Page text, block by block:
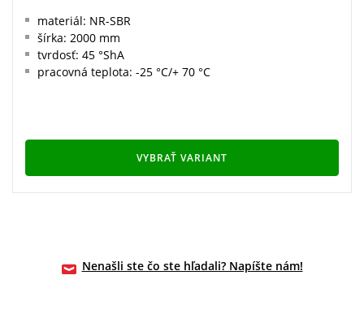
materiál: NR-SBR
šírka: 2000 mm
tvrdosť: 45 °ShA
pracovná teplota: -25 °C/+ 70 °C
VYBRAŤ VARIANT
Nenašli ste čo ste hľadali? Napíšte nám!